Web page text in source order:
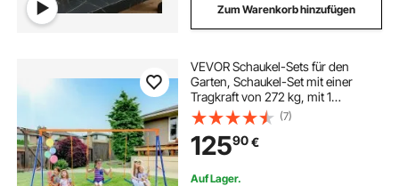
Zum Warenkorb hinzufügen
VEVOR Schaukel-Sets für den
Garten, Schaukel-Set mit einer
Tragkraft von 272 kg, mit 1
Tellerschaukelsitz, 2 Schaukelsitzen
mit Gurten, robustem A-Rahmen-
Schaukelständer aus Metall und
verstellbarem Seil, Schaukel-Set für
den Außenbereich für Kinder
(7)
12590€
Auf Lager.